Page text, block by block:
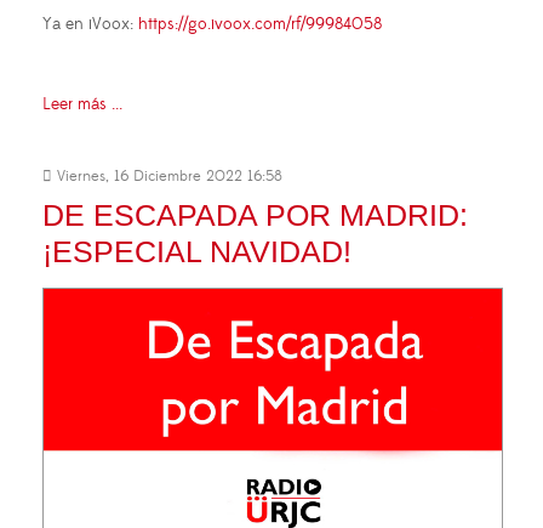
Ya en iVoox: https://go.ivoox.com/rf/99984058
Leer más ...
Viernes, 16 Diciembre 2022 16:58
DE ESCAPADA POR MADRID:
¡ESPECIAL NAVIDAD!